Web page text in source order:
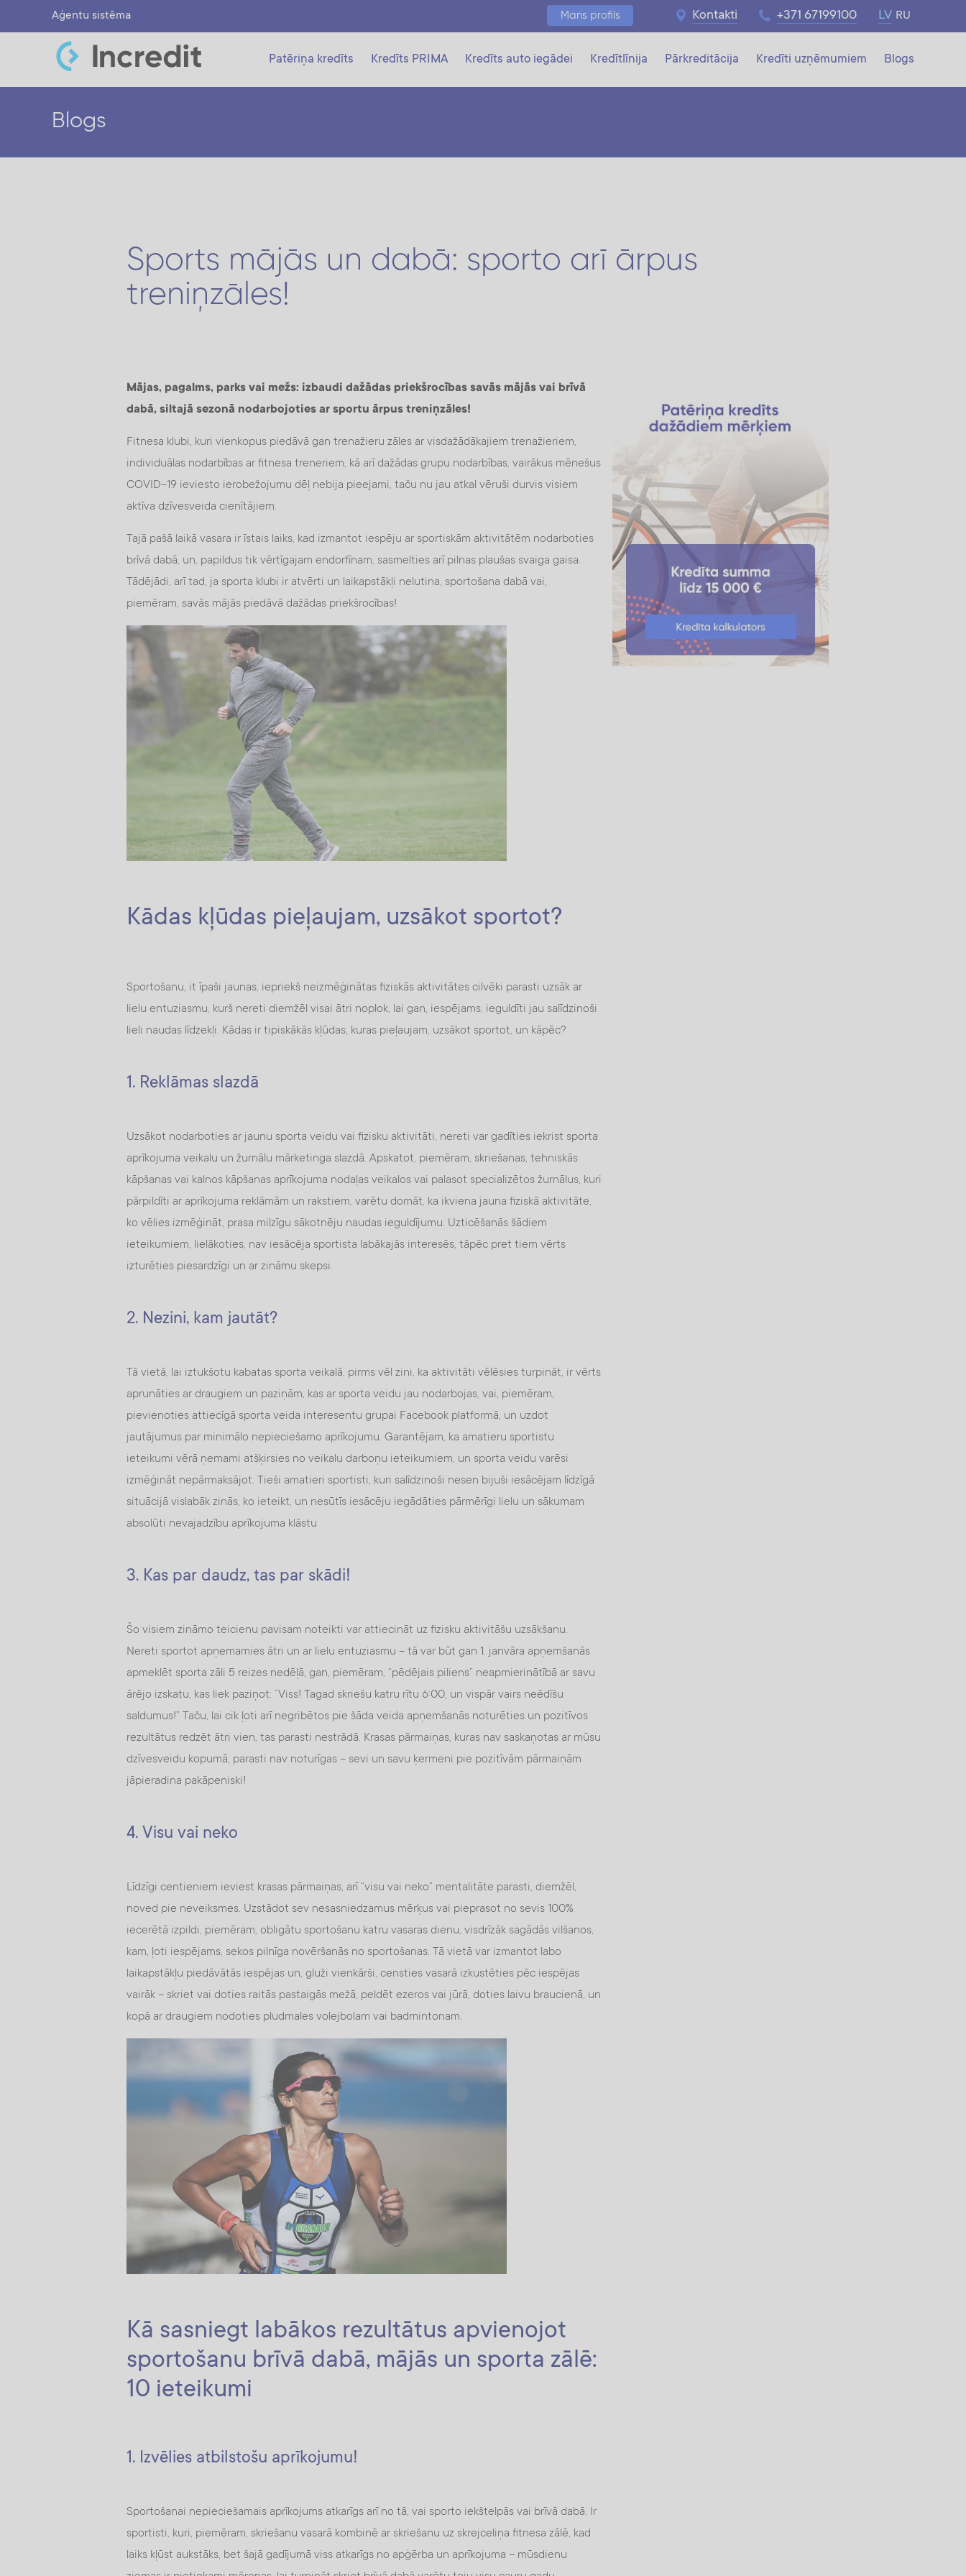
Aģentu sistēma Mans profils Kontakti +371 67199100 RU
LV
Patēriņa kredīts Kredīts PRIMA Kredīts auto iegādei Kredītlīnija Pārkreditācija Kredīti uzņēmumiem Blogs
Blogs
Sports mājās un dabā: sporto arī ārpus
treniņzāles!
Mājas, pagalms, parks vai mežs: izbaudi dažādas priekšrocības savās mājās vai brīvā
dabā, siltajā sezonā nodarbojoties ar sportu ārpus treniņzāles!
Fitnesa klubi, kuri vienkopus piedāvā gan trenažieru zāles ar visdažādākajiem trenažieriem,
individuālas nodarbības ar fitnesa treneriem, kā arī dažādas grupu nodarbības, vairākus mēnešus
COVID-19 ieviesto ierobežojumu dēļ nebija pieejami, taču nu jau atkal vēruši durvis visiem
aktīva dzīvesveida cienītājiem.
Tajā pašā laikā vasara ir īstais laiks, kad izmantot iespēju ar sportiskām aktivitātēm nodarboties
brīvā dabā, un, papildus tik vērtīgajam endorfīnam, sasmelties arī pilnas plaušas svaiga gaisa.
Tādējādi, arī tad, ja sporta klubi ir atvērti un laikapstākļi nelutina, sportošana dabā vai,
piemēram, savās mājās piedāvā dažādas priekšrocības!
Kādas kļūdas pieļaujam, uzsākot sportot?
Sportošanu, it īpaši jaunas, iepriekš neizmēģinātas fiziskās aktivitātes cilvēki parasti uzsāk ar
lielu entuziasmu, kurš nereti diemžēl visai ātri noplok, lai gan, iespējams, ieguldīti jau salīdzinoši
lieli naudas līdzekļi. Kādas ir tipiskākās kļūdas, kuras pieļaujam, uzsākot sportot, un kāpēc?
1. Reklāmas slazdā
Uzsākot nodarboties ar jaunu sporta veidu vai fizisku aktivitāti, nereti var gadīties iekrist sporta
aprīkojuma veikalu un žurnālu mārketinga slazdā. Apskatot, piemēram, skriešanas, tehniskās
kāpšanas vai kalnos kāpšanas aprīkojuma nodaļas veikalos vai palasot specializētos žurnālus, kuri
pārpildīti ar aprīkojuma reklāmām un rakstiem, varētu domāt, ka ikviena jauna fiziskā aktivitāte,
ko vēlies izmēģināt, prasa milzīgu sākotnēju naudas ieguldījumu. Uzticēšanās šādiem
ieteikumiem, lielākoties, nav iesācēja sportista labākajās interesēs, tāpēc pret tiem vērts
izturēties piesardzīgi un ar zināmu skepsi.
2. Nezini, kam jautāt?
Tā vietā, lai iztukšotu kabatas sporta veikalā, pirms vēl zini, ka aktivitāti vēlēsies turpināt, ir vērts
aprunāties ar draugiem un paziņām, kas ar sporta veidu jau nodarbojas, vai, piemēram,
pievienoties attiecīgā sporta veida interesentu grupai Facebook platformā, un uzdot
jautājumus par minimālo nepieciešamo aprīkojumu. Garantējam, ka amatieru sportistu
ieteikumi vērā ņemami atšķirsies no veikalu darboņu ieteikumiem, un sporta veidu varēsi
izmēģināt nepārmaksājot. Tieši amatieri sportisti, kuri salīdzinoši nesen bijuši iesācējam līdzīgā
situācijā vislabāk zinās, ko ieteikt, un nesūtīs iesācēju iegādāties pārmērīgi lielu un sākumam
absolūti nevajadzību aprīkojuma klāstu
3. Kas par daudz, tas par skādi!
Šo visiem zināmo teicienu pavisam noteikti var attiecināt uz fizisku aktivitāšu uzsākšanu.
Nereti sportot apņemamies ātri un ar lielu entuziasmu – tā var būt gan 1. janvāra apņemšanās
apmeklēt sporta zāli 5 reizes nedēļā, gan, piemēram, “pēdējais piliens” neapmierinātībā ar savu
ārējo izskatu, kas liek paziņot: “Viss! Tagad skriešu katru rītu 6:00, un vispār vairs neēdīšu
saldumus!” Taču, lai cik ļoti arī negribētos pie šāda veida apņemšanās noturēties un pozitīvos
rezultātus redzēt ātri vien, tas parasti nestrādā. Krasas pārmaiņas, kuras nav saskaņotas ar mūsu
dzīvesveidu kopumā, parasti nav noturīgas – sevi un savu ķermeni pie pozitīvām pārmaiņām
jāpieradina pakāpeniski!
4. Visu vai neko
Līdzīgi centieniem ieviest krasas pārmaiņas, arī “visu vai neko” mentalitāte parasti, diemžēl,
noved pie neveiksmes. Uzstādot sev nesasniedzamus mērķus vai pieprasot no sevis 100%
iecerētā izpildi, piemēram, obligātu sportošanu katru vasaras dienu, visdrīzāk sagādās vilšanos,
kam, ļoti iespējams, sekos pilnīga novēršanās no sportošanas. Tā vietā var izmantot labo
laikapstākļu piedāvātās iespējas un, gluži vienkārši, censties vasarā izkustēties pēc iespējas
vairāk – skriet vai doties raitās pastaigās mežā, peldēt ezeros vai jūrā, doties laivu braucienā, un
kopā ar draugiem nodoties pludmales volejbolam vai badmintonam.
Kā sasniegt labākos rezultātus apvienojot
sportošanu brīvā dabā, mājās un sporta zālē:
10 ieteikumi
1. Izvēlies atbilstošu aprīkojumu!
Sportošanai nepieciešamais aprīkojums atkarīgs arī no tā, vai sporto iekštelpās vai brīvā dabā. Ir
sportisti, kuri, piemēram, skriešanu vasarā kombinē ar skriešanu uz skrejceliņa fitnesa zālē, kad
laiks kļūst aukstāks, bet šajā gadījumā viss atkarīgs no apģērba un aprīkojuma – mūsdienu